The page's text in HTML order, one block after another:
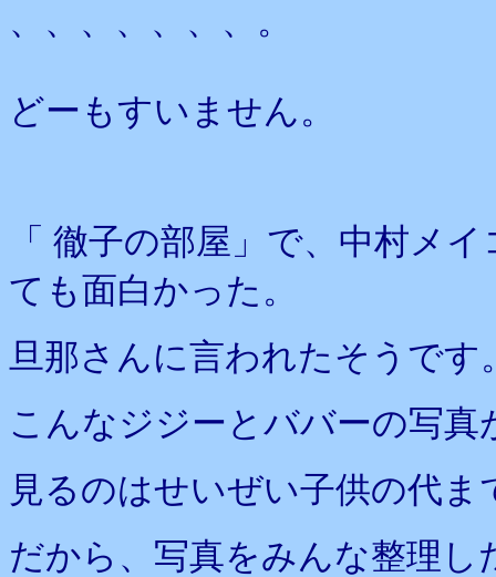
、、、、、、、。
どーもすいません。
「 徹子の部屋」で、中村メ
ても面白かった。
旦那さんに言われたそうです
こんなジジーとババーの写
見るのはせいぜい子供の代ま
だから、写真をみんな整理し